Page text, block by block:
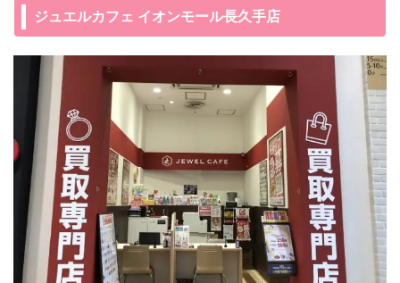
ジュエルカフェ イオンモール長久手店